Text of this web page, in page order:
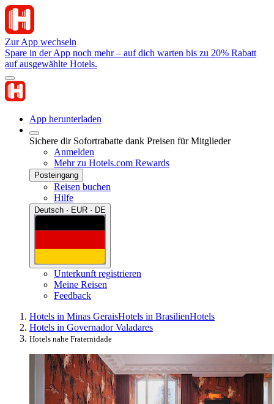
Zur App wechseln
Spare in der App noch mehr – auf dich warten bis zu 20% Rabatt
auf ausgewählte Hotels.
App herunterladen
Sichere dir Sofortrabatte dank Preisen für Mitglieder
Anmelden
Mehr zu Hotels.com Rewards
Posteingang
Reisen buchen
Hilfe
Deutsch · EUR · DE
Unterkunft registrieren
Meine Reisen
Feedback
Hotels in Minas GeraisHotels in BrasilienHotels
Hotels in Governador Valadares
Hotels nahe Fraternidade